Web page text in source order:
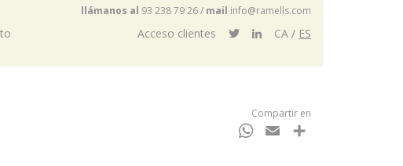
Acceso clientes CA ES
llámanos al 93 238 79 26/ mail info@ramells.com
Compartir en
WhatsApp
Email